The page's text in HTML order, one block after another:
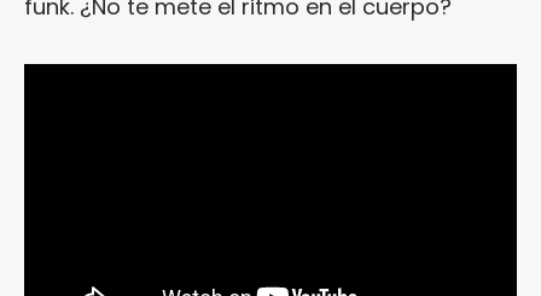
funk. ¿No te mete el ritmo en el cuerpo?